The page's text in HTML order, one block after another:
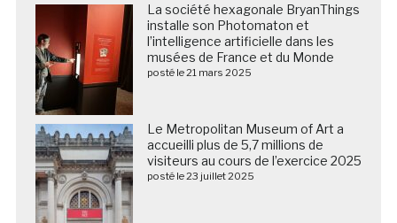
La société hexagonale BryanThings
installe son Photomaton et
l’intelligence artificielle dans les
musées de France et du Monde
posté le 21 mars 2025
Le Metropolitan Museum of Art a
accueilli plus de 5,7 millions de
visiteurs au cours de l’exercice 2025
posté le 23 juillet 2025